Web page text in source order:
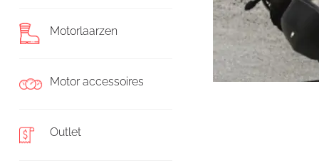
Motorlaarzen
Motor accessoires
Outlet